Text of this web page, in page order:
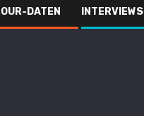
DATEN INTERVIEWS